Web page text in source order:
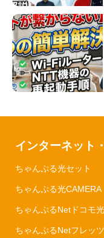
インターネット
ちゃんぷる光セット
ちゃんぷる光CAMERA
ちゃんぷるNetドコモ
ちゃんぷるNetフレッ